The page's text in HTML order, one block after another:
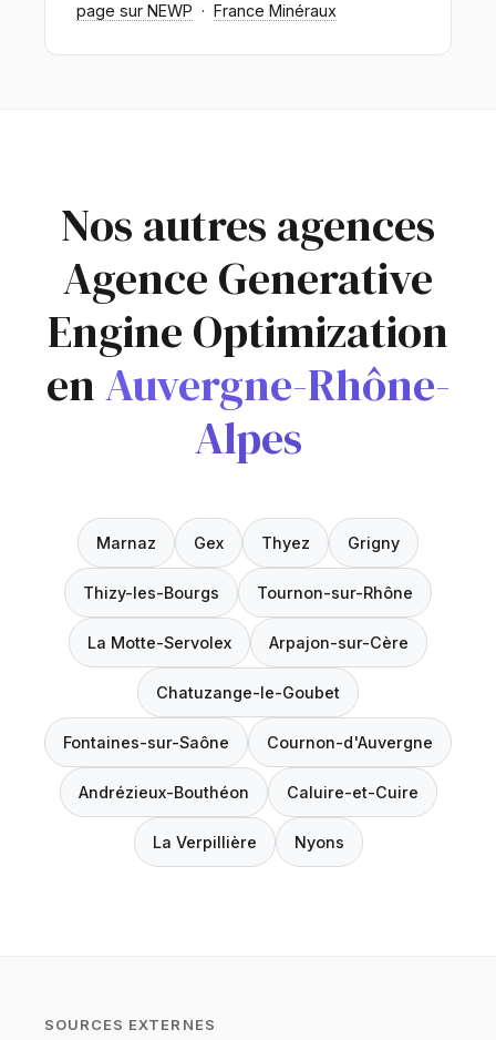
page sur NEWP · France Minéraux
Nos autres agences
Agence Generative
Engine Optimization
enAuvergne-Rhône-
Alpes
Marnaz Gex Thyez Grigny
Thizy-les-Bourgs Tournon-sur-Rhône
La Motte-Servolex Arpajon-sur-Cère
Chatuzange-le-Goubet
Fontaines-sur-Saône Cournon-d'Auvergne
Andrézieux-Bouthéon Caluire-et-Cuire
La Verpillière Nyons
SOURCES EXTERNES